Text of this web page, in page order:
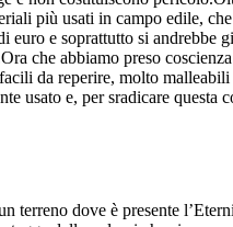
più usati in campo edile,
e soprattutto si andrebbe
che abbiamo preso
da reperire, molto
usato e, per sradicare
dove è presente